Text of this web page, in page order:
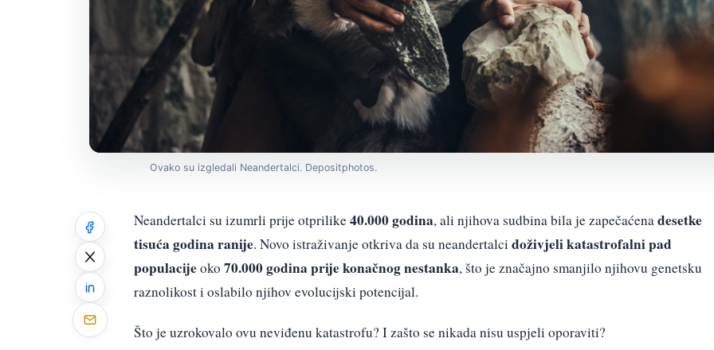
Ovako su izgledali Neandertalci. Depositphotos.
Neandertalci su izumrli prije otprilike40.000 godina, ali njihova sudbina bila je zapečaćena desetke
tisuća godina ranije. Novo istraživanje otkriva da su neandertalci doživjeli katastrofalni pad
populacijeoko 70.000 godina prije konačnog nestanka, što je značajno smanjilo njihovu genetsku
raznolikost i oslabilo njihov evolucijski potencijal.
Što je uzrokovalo ovu neviđenu katastrofu? I zašto se nikada nisu uspjeli oporaviti?